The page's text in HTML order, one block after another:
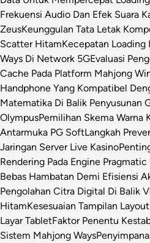
Frekuensi Audio Dan Efek Suara
ZeusKeunggulan Tata Letak
Scatter HitamKecepatan
Ways Di Network 5GEvaluasi
Cache Pada Platform Mahjong
Handphone Yang Kompatibel
Matematika Di Balik Penyusunan
OlympusPemilihan Skema Warna
Antarmuka PG SoftLangkah
Jaringan Server Live Kasino
Rendering Pada Engine Pragmatic
Bebas Hambatan Demi Efisiensi
Pengolahan Citra Digital Di Balik
HitamKesesuaian Tampilan
Layar TabletFaktor Penentu
Sistem Mahjong Ways